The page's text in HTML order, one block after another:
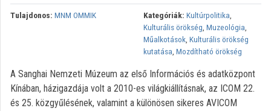
Tulajdonos: MNM OMMIK Kategóriák: Kultúrpolitika,
Kulturális örökség, Muzeológia,
Műalkotások, Kulturális örökség
kutatása, Mozdítható örökség
A Sanghai Nemzeti Múzeum az első Információs és adatközpont
Kínában, házigazdája volt a 2010-es világkiállításnak, az ICOM 22.
és 25. közgyűlésének, valamint a különösen sikeres AVICOM